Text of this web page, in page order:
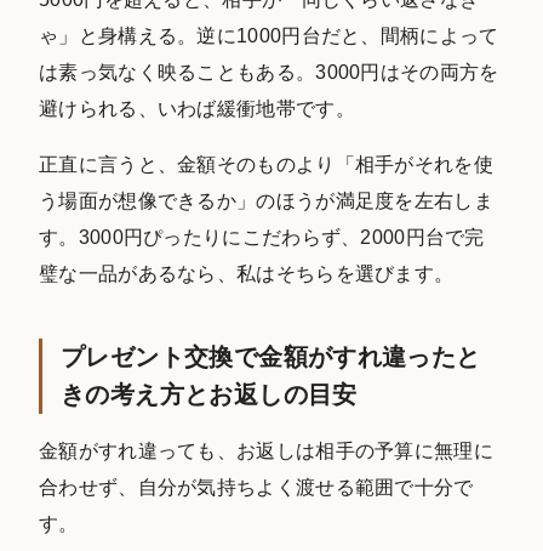
ゃ」と身構える。逆に1000円台だと、間柄によって
は素っ気なく映ることもある。3000円はその両方を
避けられる、いわば緩衝地帯です。
正直に言うと、金額そのものより「相手がそれを使
う場面が想像できるか」のほうが満足度を左右しま
す。3000円ぴったりにこだわらず、2000円台で完
璧な一品があるなら、私はそちらを選びます。
プレゼント交換で金額がすれ違ったと
きの考え方とお返しの目安
金額がすれ違っても、お返しは相手の予算に無理に
合わせず、自分が気持ちよく渡せる範囲で十分で
す。